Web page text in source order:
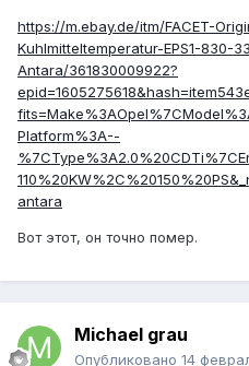
https://m.ebay.de/itm/FACET-
Kuhlmitteltemperatur-EPS1-830-
Antara/361830009922?
Platform%3A--
antara
Вот этот, он точно помер.
Michael grau
Опубликовано 14